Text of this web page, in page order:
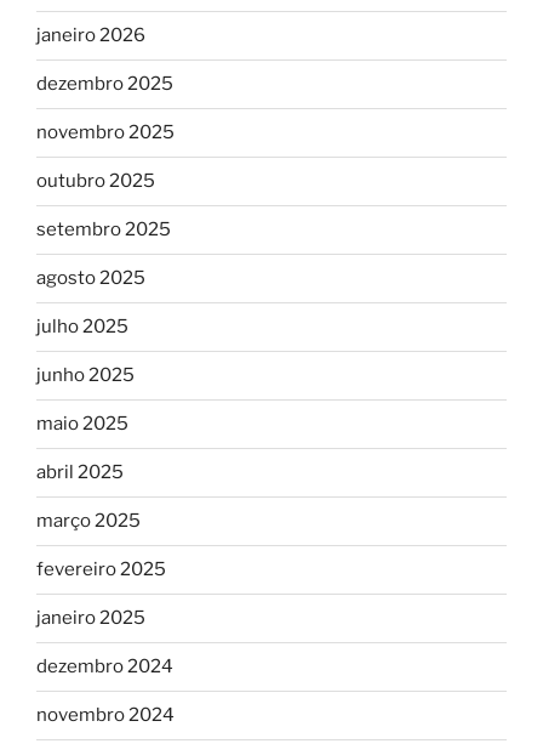
janeiro 2026
dezembro 2025
novembro 2025
outubro 2025
setembro 2025
agosto 2025
julho 2025
junho 2025
maio 2025
abril 2025
março 2025
fevereiro 2025
janeiro 2025
dezembro 2024
novembro 2024